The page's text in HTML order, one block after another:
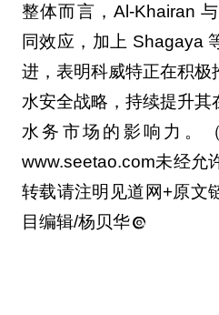
整体而言，Al-Khairan
同效应，加上 Shagaya
进，表明科威特正在积极
水安全战略，持续提升其
水务市场的影响力。
www.seetao.com未经允
转载请注明见道网+原文
目编辑/杨贝华